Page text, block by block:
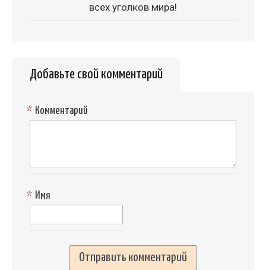
всех уголков мира!
Добавьте свой комментарий
Комментарий
*
Имя
*